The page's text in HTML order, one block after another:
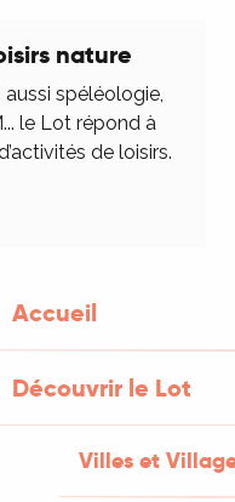
Accueil
Découvrir le Lot
Villes et
nature
spéléologie,
le Lot répond à
de loisirs.
ses animations :